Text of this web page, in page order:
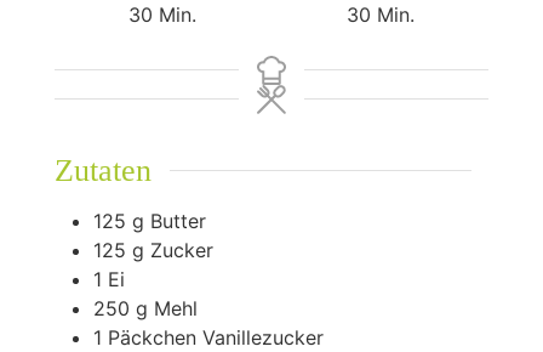
30 Minuten
Min.
30Minuten
Min.
Zutaten
125 g Butter
125 g Zucker
1 Ei
250 g Mehl
1 Päckchen Vanillezucker